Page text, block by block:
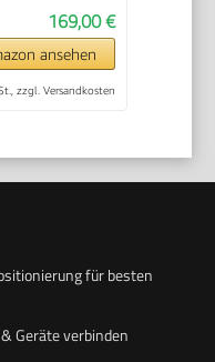
169,00 €
ansehen
zzgl. Versandkosten
für besten
Geräte verbinden